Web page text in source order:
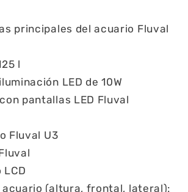
principales del acuario Fluval
l
LED de 10W
pantallas LED Fluval
Fluval U3
acuario (altura, frontal, lateral):